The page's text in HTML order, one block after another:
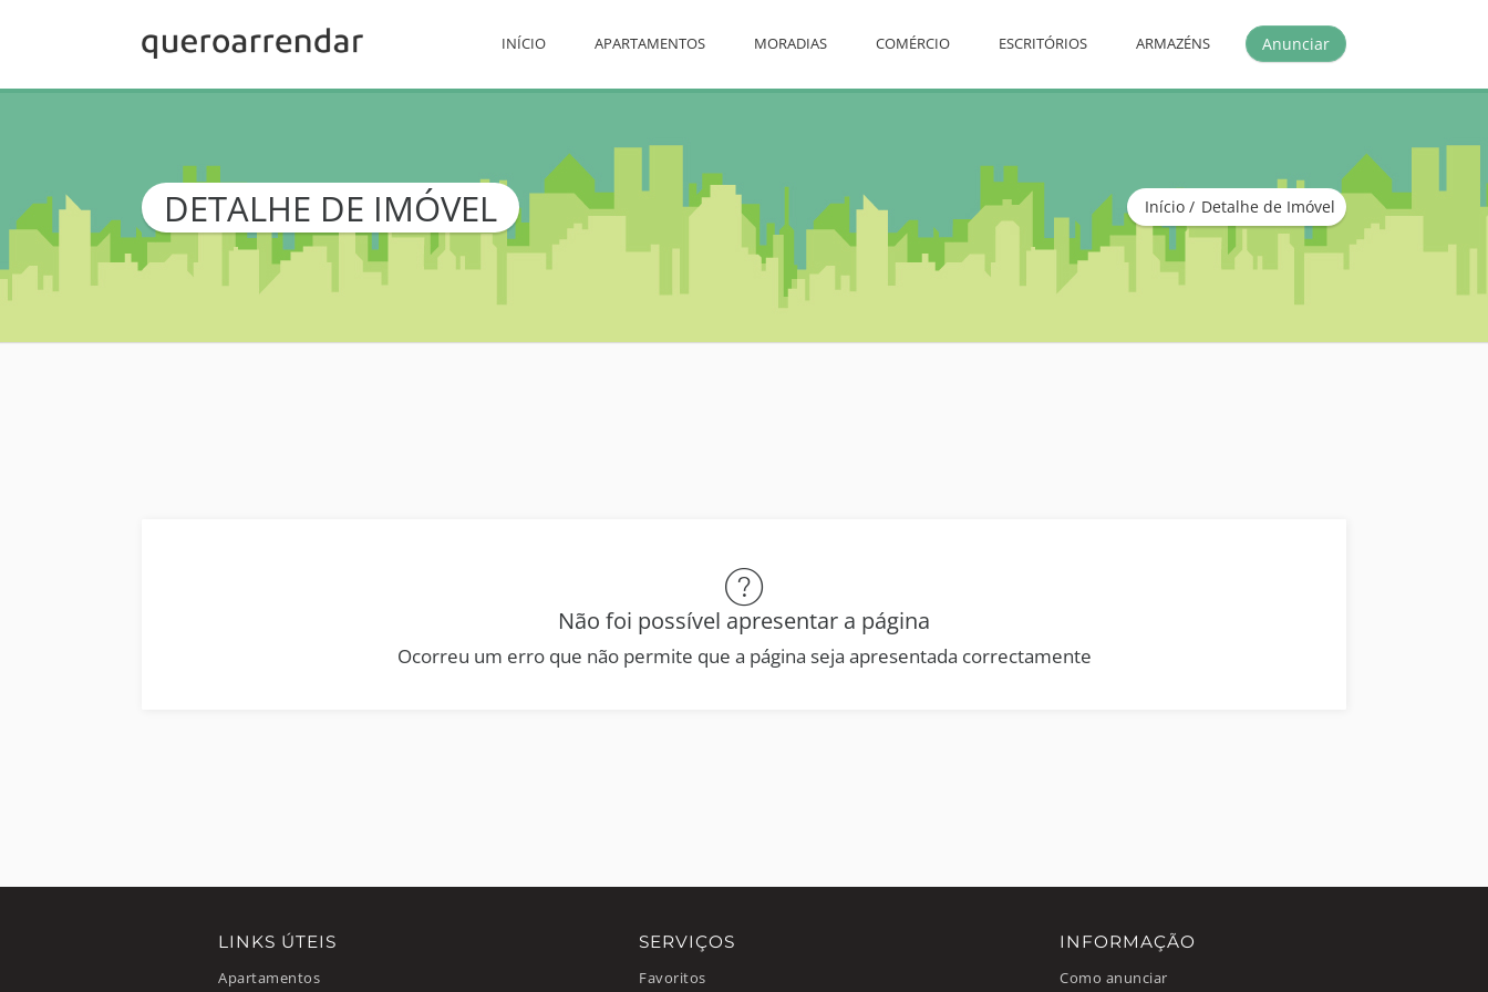
Anunciar
INÍCIO APARTAMENTOS MORADIAS COMÉRCIO ESCRITÓRIOS ARMAZÉNS
DETALHE DE IMÓVEL Início Detalhe de Imóvel
Não foi possível apresentar a página
Ocorreu um erro que não permite que a página seja apresentada correctamente
LINKS ÚTEIS
Apartamentos
SERVIÇOS
Favoritos
INFORMAÇÃO
Como anunciar